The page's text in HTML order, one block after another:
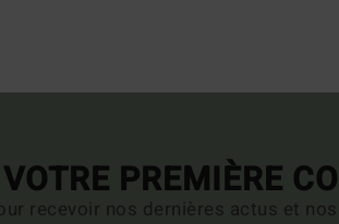
PREMIÈRE
recevoir nos dernières actus et